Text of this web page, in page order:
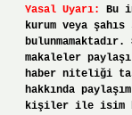
Yasal Uyarı:
Bu
kurum veya
makaleler
haber niteliği
hakkında
kişiler ile isim